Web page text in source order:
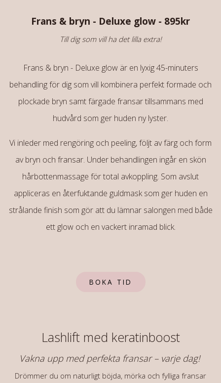
Frans & bryn - Deluxe glow - 895kr
Till dig som vill ha det lilla extra!
Frans & bryn - Deluxe glow är en lyxig 45-minuters
behandling för dig som vill kombinera perfekt formade och
plockade bryn samt färgade fransar tillsammans med
hudvård som ger huden ny lyster.
Vi inleder med rengöring och peeling, följt av färg och form
av bryn och fransar. Under behandlingen ingår en skön
hårbottenmassage för total avkoppling. Som avslut
appliceras en återfuktande guldmask som ger huden en
strålande finish som gör att du lämnar salongen med både
ett glow och en vackert inramad blick.
BOKA TID
Lashlift med keratinboost
Vakna upp med perfekta fransar – varje dag!
Drömmer du om naturligt böjda, mörka och fylliga fransar